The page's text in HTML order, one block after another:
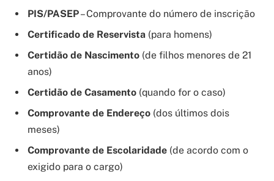
PIS/PASEP– Comprovante do número de inscrição
Certificado de Reservista (para homens)
Certidão de Nascimento (de filhos menores de 21
anos)
Certidão de Casamento (quando for o caso)
Comprovante de Endereço (dos últimos dois
meses)
Comprovante de Escolaridade (de acordo com o
exigido para o cargo)